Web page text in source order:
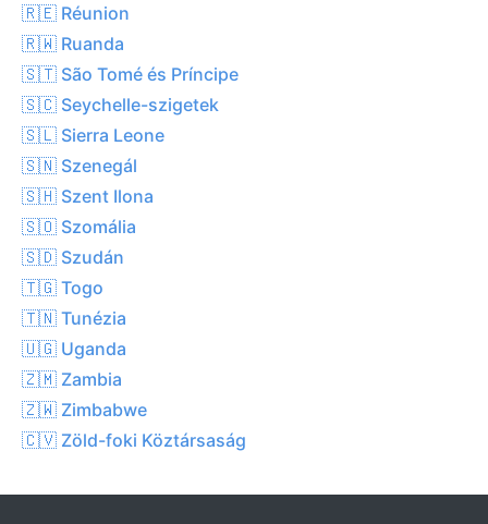
🇷🇪 Réunion
🇷🇼 Ruanda
🇸🇹 São Tomé és Príncipe
🇸🇨 Seychelle-szigetek
🇸🇱 Sierra Leone
🇸🇳 Szenegál
🇸🇭 Szent Ilona
🇸🇴 Szomália
🇸🇩 Szudán
🇹🇬 Togo
🇹🇳 Tunézia
🇺🇬 Uganda
🇿🇲 Zambia
🇿🇼 Zimbabwe
🇨🇻 Zöld-foki Köztársaság